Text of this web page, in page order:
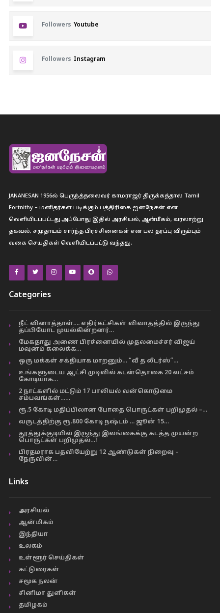
Followers Youtube
Followers Instagram
JANANESAN 1956ல் பெருந்த்தலைவர் காமராஜர் திருக்கத்தால் Tamil
Fortnithy – மனிதர்கள் படிக்கும் பத்திரிகை ஐனநேசன் என
வெளியிடப்பட்டது.அப்போது இதில் அரசியல், ஆன்மீகம், வரலாற்று
தகவல், சமுதாயம் சார்ந்த பிரச்சினைகள் என பல தரப்பு விரும்பும்
வகை செய்திகள் வெளியிடப்பட்டு வந்தது.
Categories
நீட் வினாத்தாள்…. எதிர்கட்சிகள் விவாதத்தில் இருந்து
தப்பியோட முயல்கின்றனர்…
மேகதாது அணை பிரச்னையில் முதலமைச்சர் விஜய்
மவுனம் கலைக்க…
ஒரு மக்கள் சக்தியாக மாறனும்… “வீ த லீடர்ஸ்”…
உங்களுடைய ஆட்சி முடிவில் கடன்தொகை 20 லட்சம்
கோடியாக…
2 நாட்களில் மட்டும் 17 பாலியல் வன்கொடுமை
சம்பவங்கள்……
ரூ.5 கோடி மதிப்பிலான போதை பொருட்கள் பறிமுதல் –…
வருடத்திற்கு ரூ.800 கோடி நஷ்டம் … ஜூன் 15…
தூத்துக்குடியில் இருந்து இலங்கைக்கு கடத்த முயன்ற
பொருட்கள் பறிமுதல்…!
பிரதமராக பதவியேற்று 12 ஆண்டுகள் நிறைவு –
நேருவின்…
Links
அரசியல்
ஆன்மிகம்
இந்தியா
உலகம்
உள்ளூர் செய்திகள்
கட்டுரைகள்
சமூக நலன்
சினிமா துளிகள்
தமிழகம்